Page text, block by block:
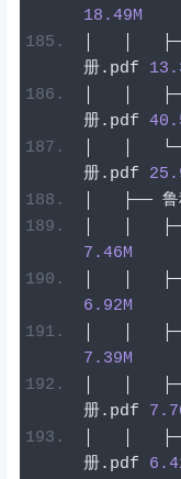
18.49M
册. pdf
册. pdf
册. pdf
├──
7.46M
6.92M
7.39M
册. pdf
册. pdf